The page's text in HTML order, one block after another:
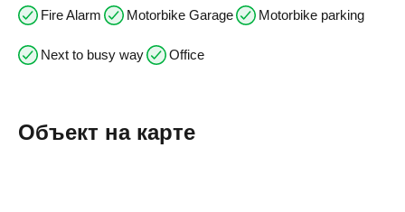
Fire Alarm Motorbike Garage Motorbike parking
Next to busy way Office
Объект на карте